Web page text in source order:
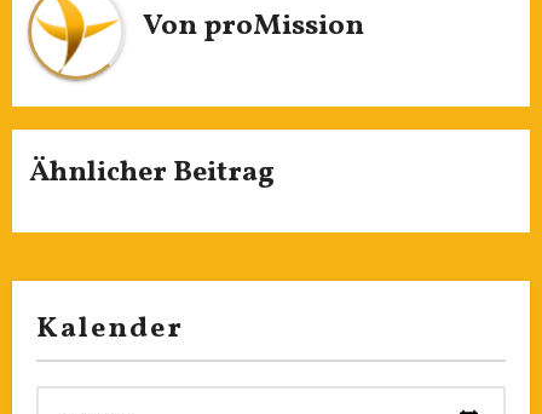
VonproMission
Ähnlicher Beitrag
Kalender